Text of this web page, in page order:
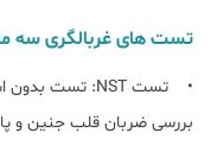
تست های غربالگری سه
بررسی ضربان قلب جنین و